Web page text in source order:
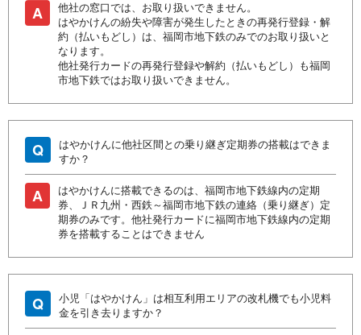
A
他社の窓口では、お取り扱いできません。
はやかけんの紛失や障害が発生したときの再発行登録・解
約（払いもどし）は、福岡市地下鉄のみでのお取り扱いと
なります。
他社発行カードの再発行登録や解約（払いもどし）も福岡
市地下鉄ではお取り扱いできません。
Q
はやかけんに他社区間との乗り継ぎ定期券の搭載はできま
すか？
A
はやかけんに搭載できるのは、福岡市地下鉄線内の定期
券、ＪＲ九州・西鉄～福岡市地下鉄の連絡（乗り継ぎ）定
期券のみです。他社発行カードに福岡市地下鉄線内の定期
券を搭載することはできません
Q
小児「はやかけん」は相互利用エリアの改札機でも小児料
金を引き去りますか？